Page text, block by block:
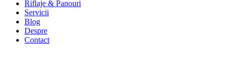
Riflaje & Panouri
Servicii
Blog
Despre
Contact